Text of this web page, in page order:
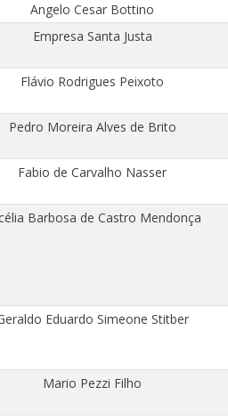
Angelo Cesar Bottino
Empresa Santa Justa
Flávio Rodrigues Peixoto
Pedro Moreira Alves de Brito
Fabio de Carvalho Nasser
Barbosa de Castro Mendonça
Eduardo Simeone Stitber
Mario Pezzi Filho